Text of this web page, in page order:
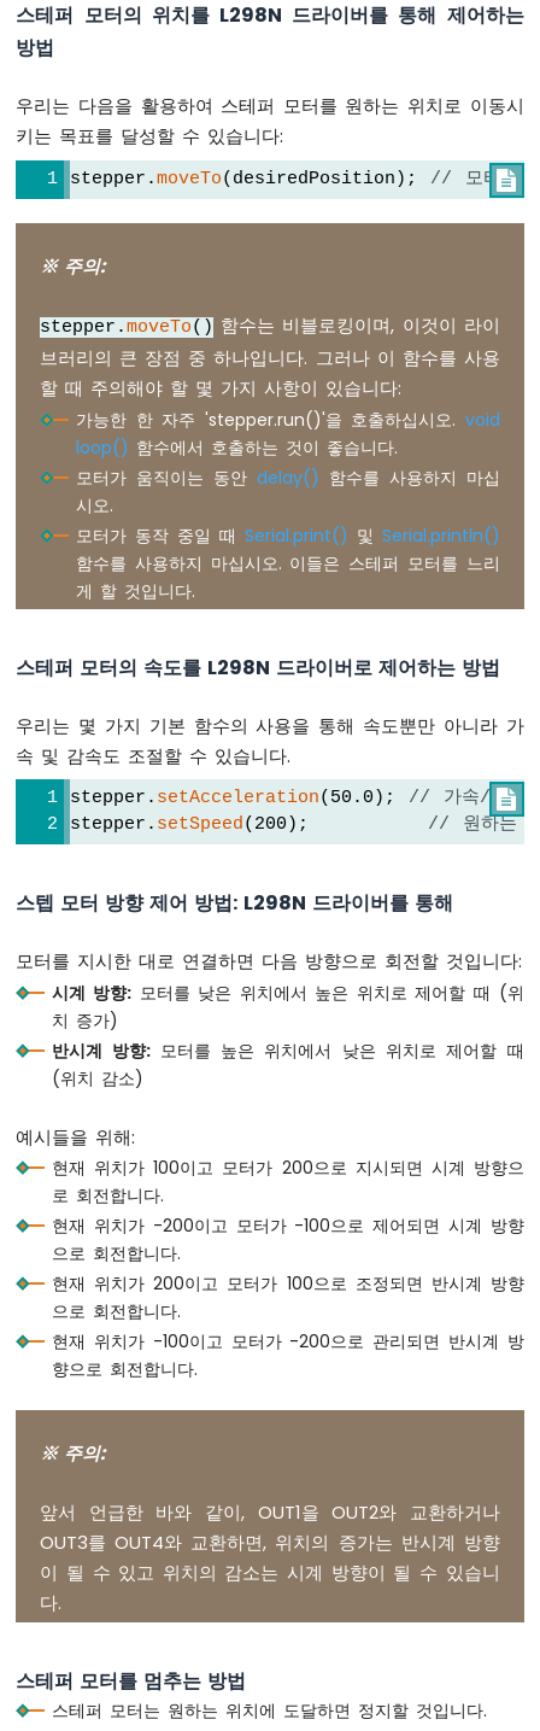
항
기
서
모
터
두
이
나
-
조
부
저
노
노
모
아
노
나
노
DC
터
두
나
노
나
스테퍼 모터의 위치를 L298N 드라이버를 통해 제어하는
방법
우리는 다음을 활용하여 스테퍼 모터를 원하는 위치로 이동시
키는 목표를 달성할 수 있습니다:

stepper.moveTo(desiredPosition); // 모터를
※ 주의:
stepper.moveTo() 함수는 비블로킹이며, 이것이 라이
브러리의 큰 장점 중 하나입니다. 그러나 이 함수를 사용
할 때 주의해야 할 몇 가지 사항이 있습니다:
가능한 한 자주 'stepper.run()'을 호출하십시오. void
loop() 함수에서 호출하는 것이 좋습니다.
모터가 움직이는 동안 delay() 함수를 사용하지 마십
시오.
모터가 동작 중일 때 Serial.print() 및 Serial.println()
함수를 사용하지 마십시오. 이들은 스테퍼 모터를 느리
게 할 것입니다.
스테퍼 모터의 속도를 L298N 드라이버로 제어하는 방법
우리는 몇 가지 기본 함수의 사용을 통해 속도뿐만 아니라 가
속 및 감속도 조절할 수 있습니다.

stepper. setAcceleration(50.0); // 가속/감속
stepper. setSpeed(200); // 원하는
스텝 모터 방향 제어 방법: L298N 드라이버를 통해
모터를 지시한 대로 연결하면 다음 방향으로 회전할 것입니다:
시계 방향: 모터를 낮은 위치에서 높은 위치로 제어할 때 (위
치 증가)
반시계 방향:모터를 높은 위치에서 낮은 위치로 제어할 때
(위치 감소)
예시들을 위해:
현재 위치가 100이고 모터가 200으로 지시되면 시계 방향으
로 회전합니다.
현재 위치가 -200이고 모터가 -100으로 제어되면 시계 방향
으로 회전합니다.
현재 위치가 200이고 모터가 100으로 조정되면 반시계 방향
으로 회전합니다.
현재 위치가 -100이고 모터가 -200으로 관리되면 반시계 방
향으로 회전합니다.
※ 주의:
앞서 언급한 바와 같이, OUT1을 OUT2와 교환하거나
OUT3를 OUT4와 교환하면, 위치의 증가는 반시계 방향
이 될 수 있고 위치의 감소는 시계 방향이 될 수 있습니
다.
스테퍼 모터를 멈추는 방법
스테퍼 모터는 원하는 위치에 도달하면 정지할 것입니다.